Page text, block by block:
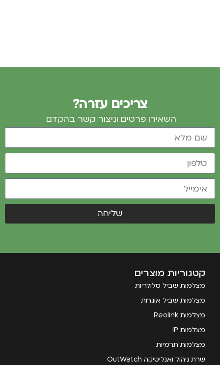
שליחה
צריכים עזרה?
השאירו פרטים וניצור קשר בהקדם
קטגוריות מוצרים
מצלמות שביל סלולריות
מצלמות שביל אוגרות
מצלמות Reolink
מצלמות IP
מצלמות תרמיות
שרת ניהול ואנליטיקה OutWatch